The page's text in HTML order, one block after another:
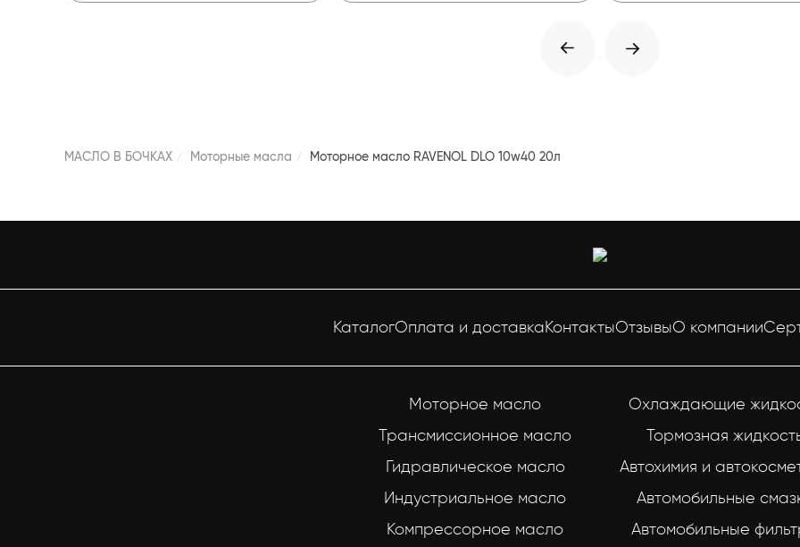
МАСЛО В БОЧКАХ Моторные масла Моторное масло RAVENOL DLO 10w40 20л
КаталогОплата и доставкаКонтактыОтзывыО компании
Моторное масло
Трансмиссионное масло
Гидравлическое масло
Индустриальное масло
Компрессорное масло
Охлаждающие
Тормозная
Автохимия и
Автомобильные
Автомобильные